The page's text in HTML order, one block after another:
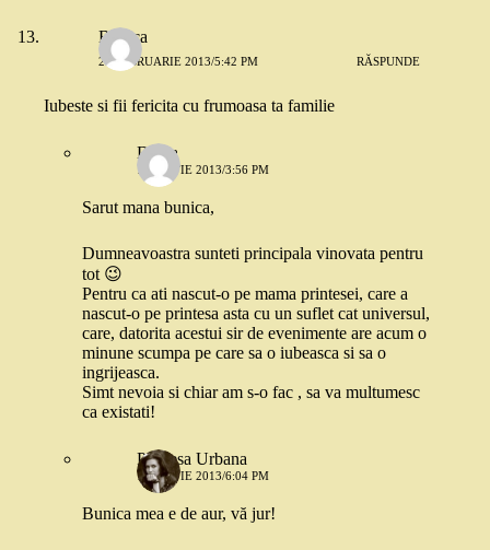
Bunica
28 FEBRUARIE 2013/5:42 PM RĂSPUNDE
Iubeste si fii fericita cu frumoasa ta familie
Diana
1 MARTIE 2013/3:56 PM
Sarut mana bunica,
Dumneavoastra sunteti principala vinovata pentru
tot 😉
Pentru ca ati nascut-o pe mama printesei, care a
nascut-o pe printesa asta cu un suflet cat universul,
care, datorita acestui sir de evenimente are acum o
minune scumpa pe care sa o iubeasca si sa o
ingrijeasca.
Simt nevoia si chiar am s-o fac , sa va multumesc
ca existati!
Printesa Urbana
1 MARTIE 2013/6:04 PM
Bunica mea e de aur, vă jur!